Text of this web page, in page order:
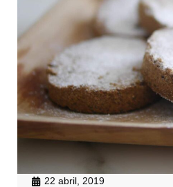
22 abril, 2019